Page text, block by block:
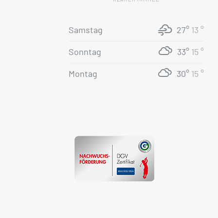
Samstag 27° 13 °
Sonntag 33° 15 °
Montag 30° 15 °